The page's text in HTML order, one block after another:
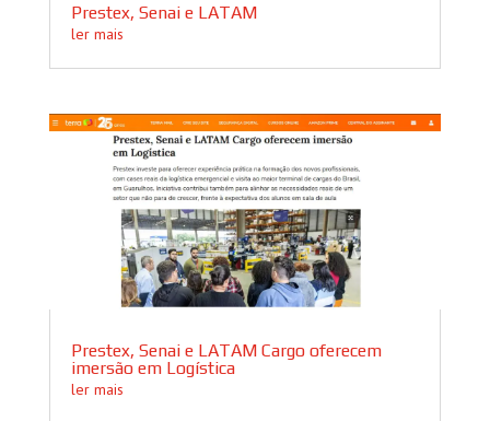
Prestex, Senai e LATAM
ler mais
Prestex, Senai e LATAM Cargo oferecem
imersão em Logística
ler mais